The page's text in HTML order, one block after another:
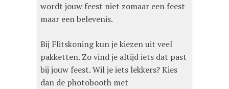
wordt jouw feest niet zomaar een feest
maar een belevenis.
Bij Flitskoning kun je kiezen uit veel
pakketten. Zo vind je altijd iets dat past
bij jouw feest. Wil je iets lekkers? Kies
dan de photobooth met